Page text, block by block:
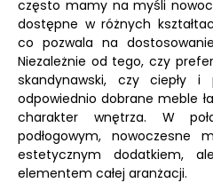
często mamy na myśli
dostępne w różnych
co pozwala na
Niezależnie od tego, czy
skandynawski, czy ciepły i
odpowiednio dobrane meble
charakter wnętrza. W
podłogowym,
estetycznym dodatkiem,
elementem całej aranżacji.